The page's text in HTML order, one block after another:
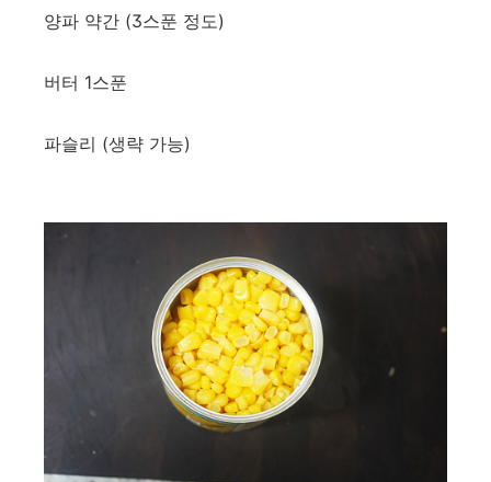
양파 약간 (3스푼 정도)
버터 1스푼
파슬리 (생략 가능)